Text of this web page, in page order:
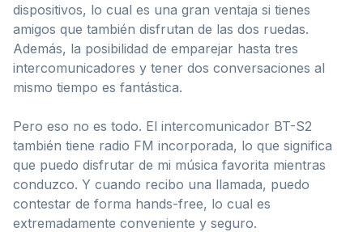
dispositivos, lo cual es una gran ventaja si tienes
amigos que también disfrutan de las dos ruedas.
Además, la posibilidad de emparejar hasta tres
intercomunicadores y tener dos conversaciones al
mismo tiempo es fantástica.
Pero eso no es todo. El intercomunicador BT-S2
también tiene radio FM incorporada, lo que significa
que puedo disfrutar de mi música favorita mientras
conduzco. Y cuando recibo una llamada, puedo
contestar de forma hands-free, lo cual es
extremadamente conveniente y seguro.